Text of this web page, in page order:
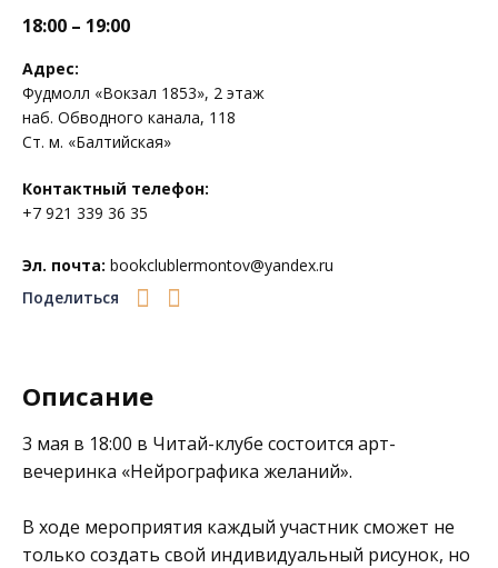
18:00 – 19:00
Адрес:
Фудмолл «Вокзал 1853», 2 этаж
наб. Обводного канала, 118
Ст. м. «Балтийская»
Контактный телефон:
+7 921 339 36 35
Эл. почта: bookclublermontov@yandex.ru
Поделиться
Описание
3 мая в 18:00 в Читай-клубе состоится арт-
вечеринка «Нейрографика желаний».
В ходе мероприятия каждый участник сможет не
только создать свой индивидуальный рисунок, но